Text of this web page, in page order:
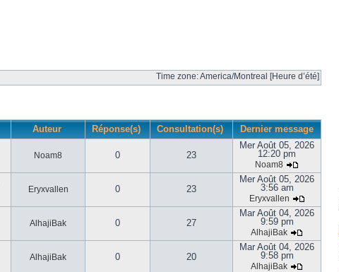
Time zone: America/Montreal [Heure d’été]
Auteur Réponse(s) Consultation(s) Dernier message
Noam8 0 23
Mer Août 05, 2026
12:20 pm
Noam8
Eryxvallen 0 23
Mer Août 05, 2026
3:56 am
Eryxvallen
AlhajiBak 0 27
Mar Août 04, 2026
9:59 pm
AlhajiBak
AlhajiBak 0 20
Mar Août 04, 2026
9:58 pm
AlhajiBak